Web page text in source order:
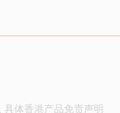
具体香港产品免责声明